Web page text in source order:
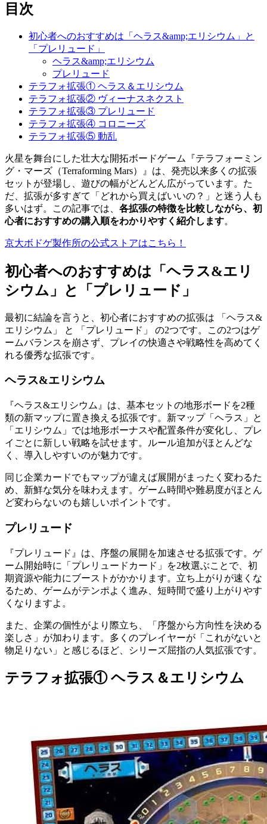
目次
初心者へのおすすめは「ヘラス&amp;エリシウム」と
「プレリュード」
ヘラス&amp;エリシウム
プレリュード
テラフォ拡張① ヘラス＆エリシウム
テラフォ拡張② ヴィーナスネクスト
テラフォ拡張③ プレリュード
テラフォ拡張④ コロニーズ
テラフォ拡張⑤ 動乱
火星を舞台にした壮大な開拓ボードゲーム『テラフォーミン
グ・マーズ（Terraforming Mars）』は、発売以来多くの拡張
セットが登場し、遊びの幅がどんどん広がっています。た
だ、拡張が多すぎて「どれから買えばいいの？」と迷う人も
多いはず。この記事では、 各拡張の特徴を比較しながら、初
心者におすすめの購入順をわかりやすく紹介します。
京大ボドゲ製作所の公式ストアはこちら！
初心者へのおすすめは「ヘラス&エリ
シウム」と「プレリュード」
最初に結論を言うと、初心者におすすめの拡張は 「ヘラス&
エリシウム」 と 「プレリュード」 の2つです。この2つはゲ
ームバランスを崩さず、プレイの快適さや戦略性を高めてく
れる優秀な拡張です。
ヘラス&エリシウム
『ヘラス&エリシウム』は、基本セットの地形ボードを2種
類の新マップに置き換える拡張です。新マップ「ヘラス」と
「エリシウム」では地形ボーナスや配置条件が変化し、プレ
イごとに新しい戦略を試せます。ルール追加がほとんどな
く、導入しやすいのが魅力です。
同じ企業カードでもマップが違えば展開がまったく変わるた
め、新鮮な気分を味わえます。ゲーム時間や難易度がほとん
ど変わらないのも嬉しいポイントです。
プレリュード
『プレリュード』は、序盤の展開を加速させる拡張です。ゲ
ーム開始時に「プレリュードカード」を2枚選ぶことで、初
期資源や能力にブーストがかかります。立ち上がりが速くな
るため、ゲームがテンポよく進み、短時間で盛り上がりやす
くなりますよ。
また、企業の個性がより際立ち、「序盤から方向性を決める
楽しさ」が加わります。多くのプレイヤーが「これがないと
物足りない」と感じるほど、シリーズ屈指の人気拡張です。
テラフォ拡張① ヘラス＆エリシウム